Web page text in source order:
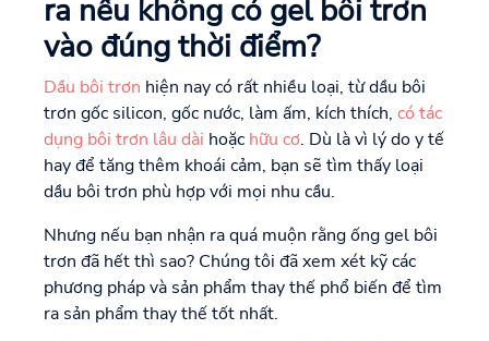
ra nếu không có gel bôi trơn
vào đúng thời điểm?
Dầu bôi trơn hiện nay có rất nhiều loại, từ dầu bôi
trơn gốc silicon, gốc nước, làm ấm, kích thích, có tác
dụng bôi trơn lâu dài hoặc hữu cơ. Dù là vì lý do y tế
hay để tăng thêm khoái cảm, bạn sẽ tìm thấy loại
dầu bôi trơn phù hợp với mọi nhu cầu.
Nhưng nếu bạn nhận ra quá muộn rằng ống gel bôi
trơn đã hết thì sao? Chúng tôi đã xem xét kỹ các
phương pháp và sản phẩm thay thế phổ biến để tìm
ra sản phẩm thay thế tốt nhất.